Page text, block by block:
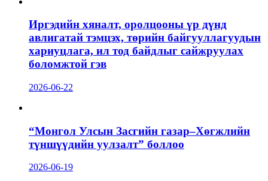
Иргэдийн хяналт, оролцооны үр дүнд
авлигатай тэмцэх, төрийн байгууллагуудын
хариуцлага, ил тод байдлыг сайжруулах
боломжтой гэв
2026-06-22
“Монгол Улсын Засгийн газар–Хөгжлийн
түншүүдийн уулзалт” боллоо
2026-06-19